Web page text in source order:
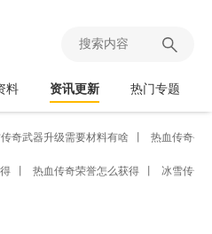
料 资讯更新 热门专题
奇武器升级需要材料有啥 热血传奇手
热血传奇荣誉怎么获得 冰雪传奇